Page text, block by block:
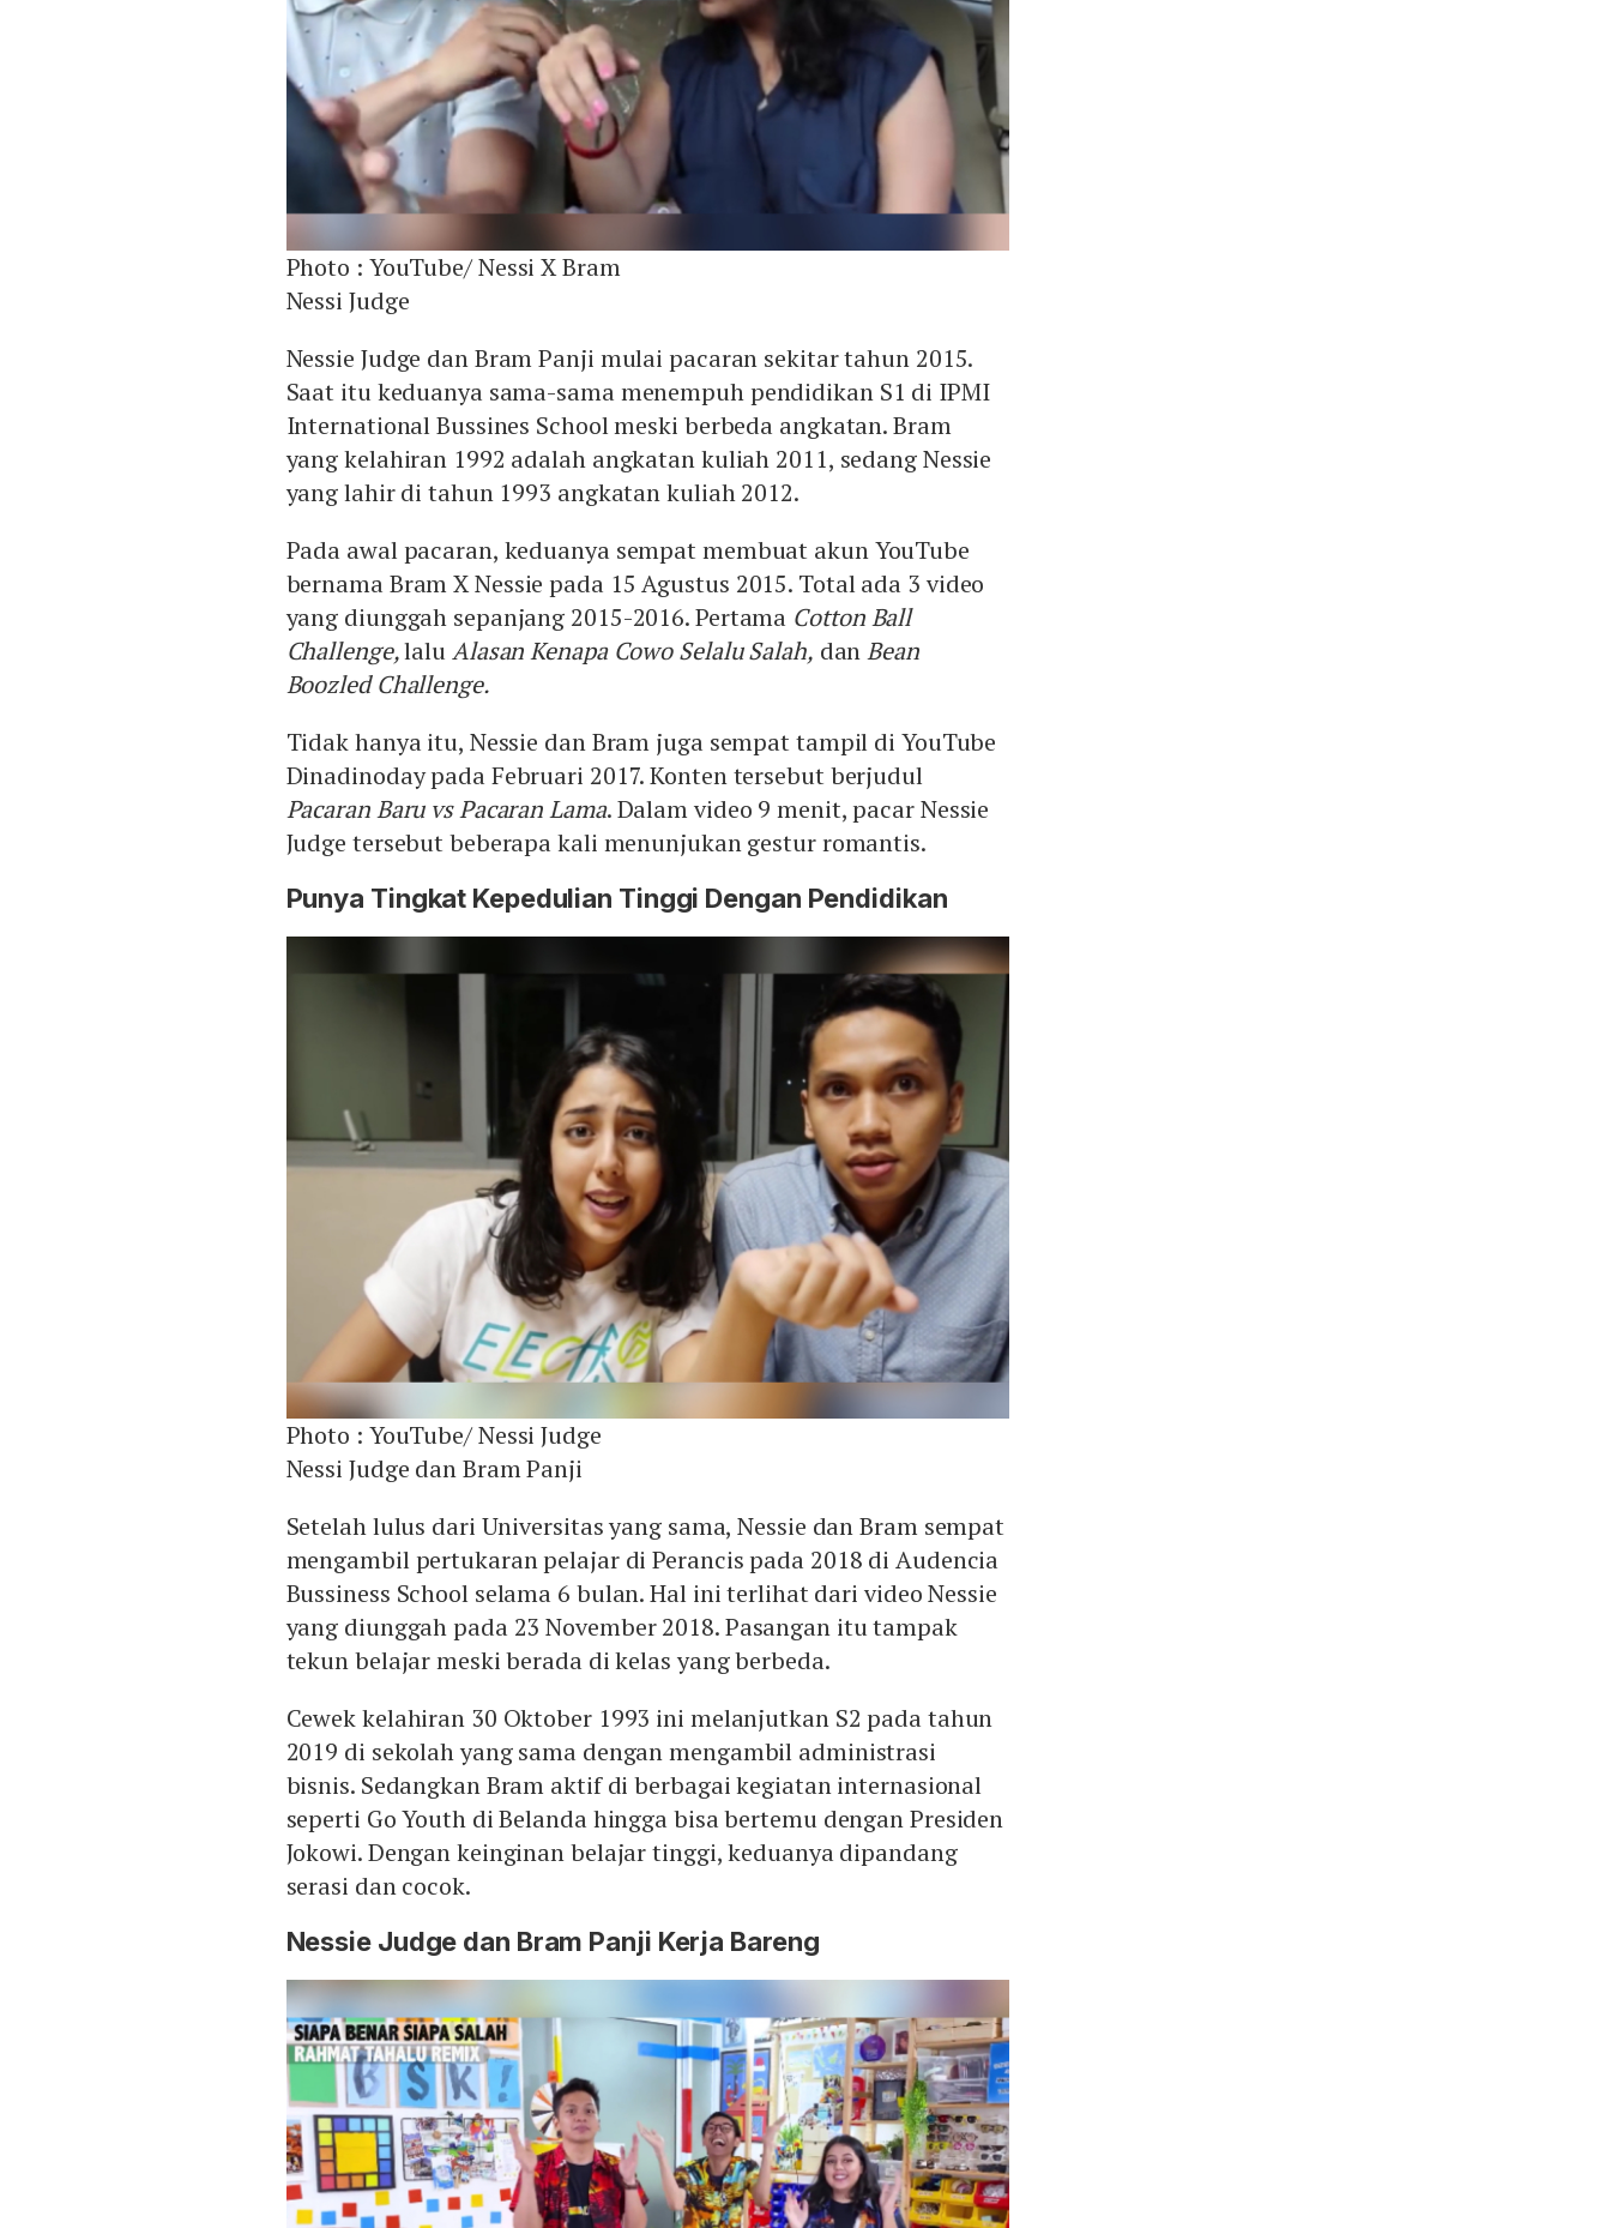
Photo : YouTube/ Nessi X Bram
Nessi Judge
Nessie Judge dan Bram Panji mulai pacaran sekitar tahun 2015.
Saat itu keduanya sama-sama menempuh pendidikan S1 di IPMI
International Bussines School meski berbeda angkatan. Bram
yang kelahiran 1992 adalah angkatan kuliah 2011, sedang Nessie
yang lahir di tahun 1993 angkatan kuliah 2012.
Pada awal pacaran, keduanya sempat membuat akun YouTube
bernama Bram X Nessie pada 15 Agustus 2015. Total ada 3 video
yang diunggah sepanjang 2015-2016. Pertama Cotton Ball
Challenge,laluAlasan Kenapa Cowo Selalu Salah, danBean
Boozled Challenge.
Tidak hanya itu, Nessie dan Bram juga sempat tampil di YouTube
Dinadinoday pada Februari 2017. Konten tersebut berjudul
Pacaran Baru vs Pacaran Lama. Dalam video 9 menit, pacar Nessie
Judge tersebut beberapa kali menunjukan gestur romantis.
Punya Tingkat Kepedulian Tinggi Dengan Pendidikan
Photo : YouTube/ Nessi Judge
Nessi Judge dan Bram Panji
Setelah lulus dari Universitas yang sama, Nessie dan Bram sempat
mengambil pertukaran pelajar di Perancis pada 2018 di Audencia
Bussiness School selama 6 bulan. Hal ini terlihat dari video Nessie
yang diunggah pada 23 November 2018. Pasangan itu tampak
tekun belajar meski berada di kelas yang berbeda.
Cewek kelahiran 30 Oktober 1993 ini melanjutkan S2 pada tahun
2019 di sekolah yang sama dengan mengambil administrasi
bisnis. Sedangkan Bram aktif di berbagai kegiatan internasional
seperti Go Youth di Belanda hingga bisa bertemu dengan Presiden
Jokowi. Dengan keinginan belajar tinggi, keduanya dipandang
serasi dan cocok.
Nessie Judge dan Bram Panji Kerja Bareng